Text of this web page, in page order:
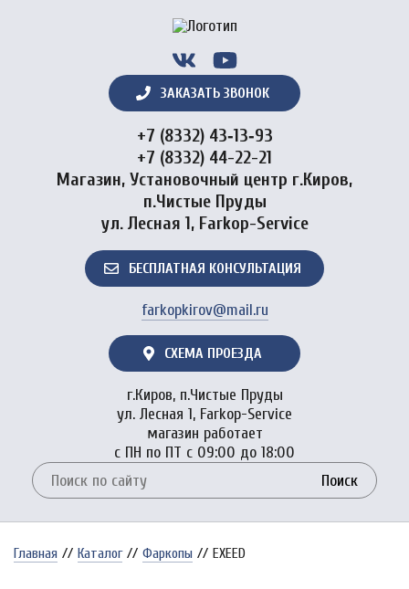
ЗАКАЗАТЬ ЗВОНОК
+7 (8332) 43‑13‑93
+7 (8332) 44-22-21
Магазин, Установочный центр г.Киров,
п.Чистые Пруды
ул. Лесная 1, Farkop-Service
БЕСПЛАТНАЯ КОНСУЛЬТАЦИЯ
farkopkirov@mail.ru
СХЕМА ПРОЕЗДА
г.Киров, п.Чистые Пруды
ул. Лесная 1, Farkop-Service
магазин работает
с ПН по ПТ с 09:00 до 18:00
Поиск
Главная // Каталог // Фаркопы // EXEED